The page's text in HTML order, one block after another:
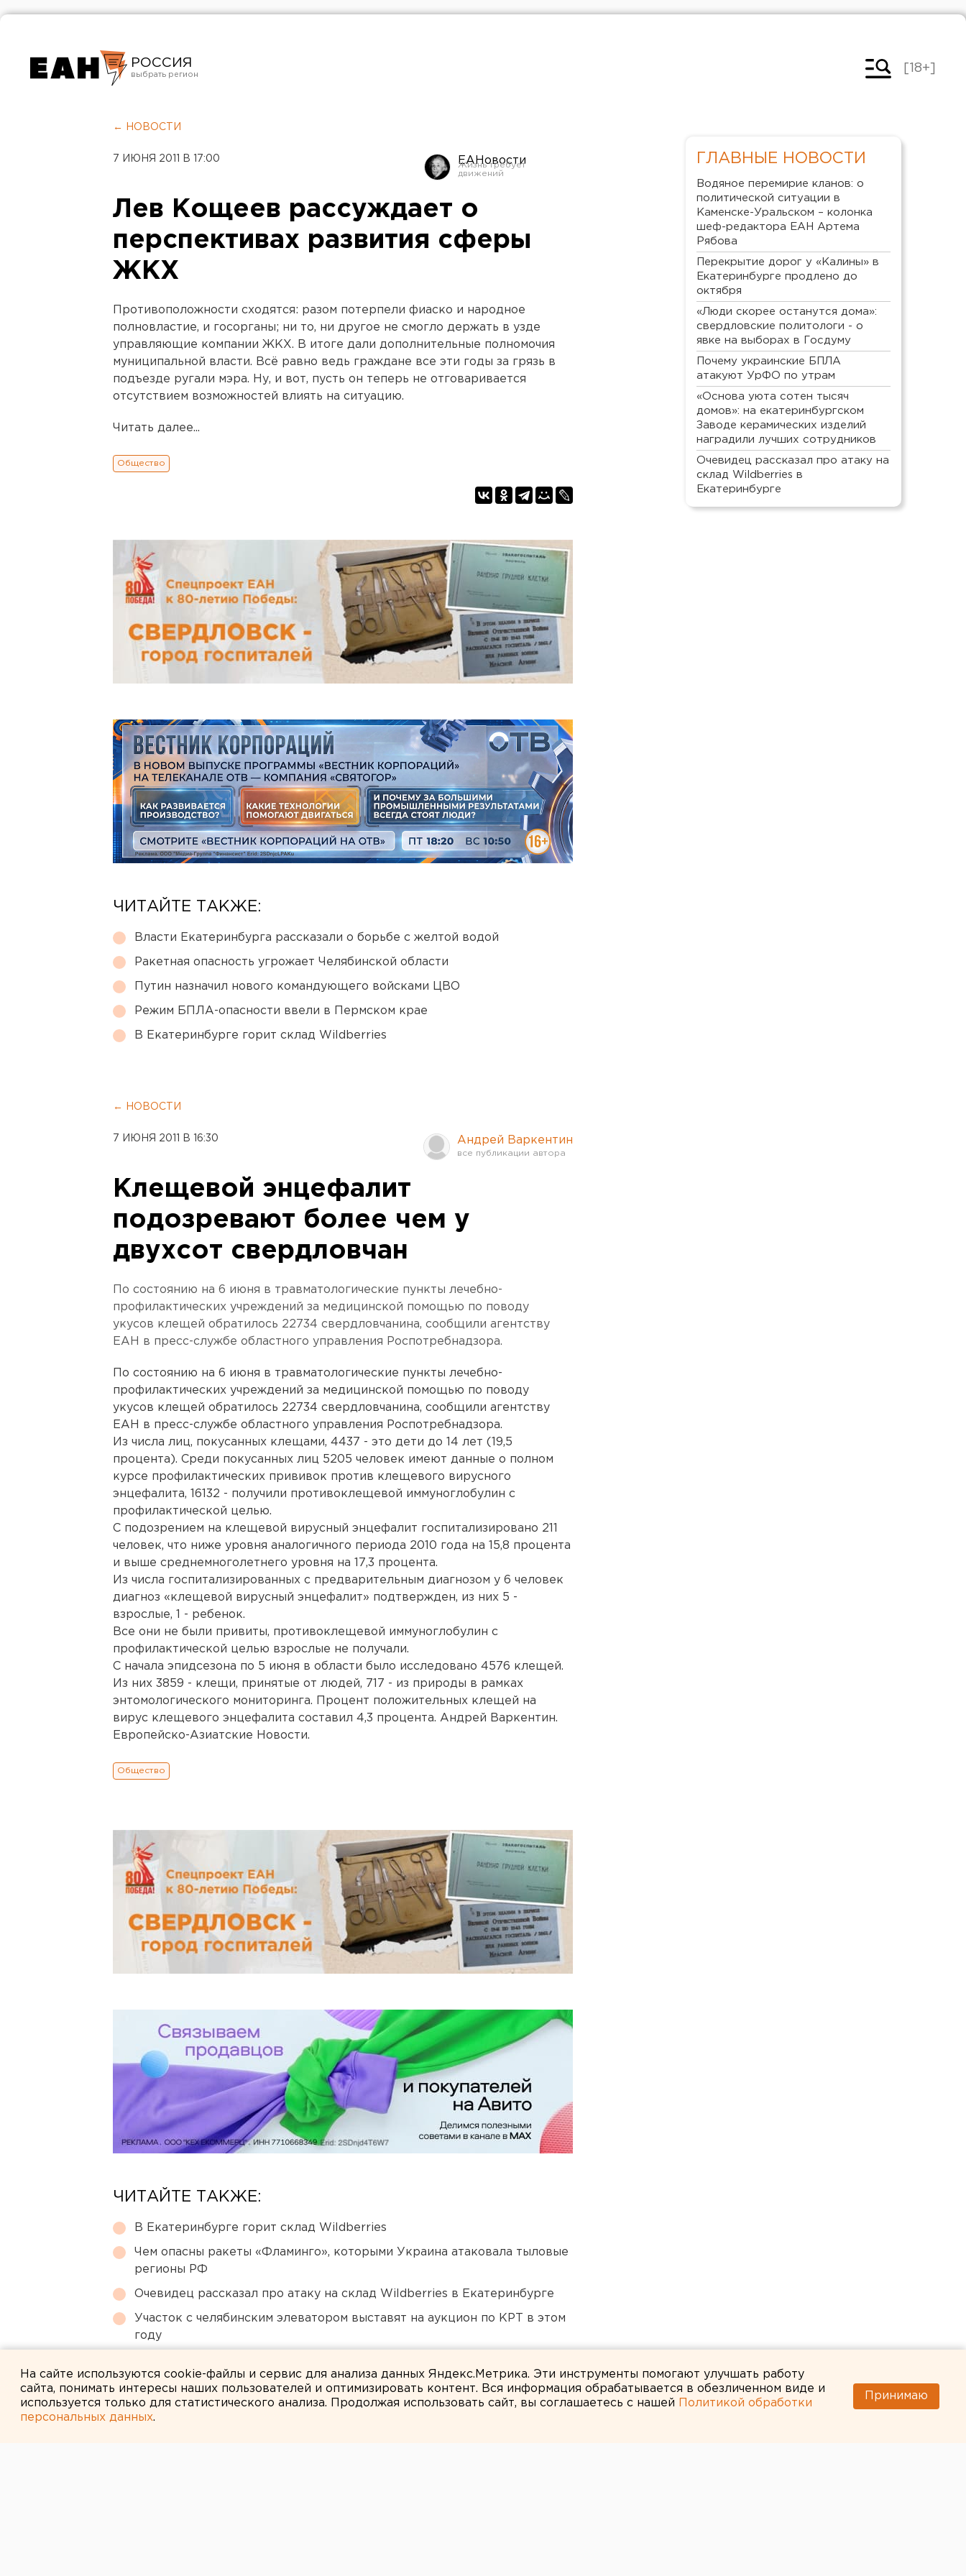
РОССИЯ
Челябинск
[18+]
← НОВОСТИ
7 ИЮНЯ 2011 В 17:00 ЕАНовости
Лев Кощеев рассуждает о
перспективах развития сферы
ЖКХ
Противоположности сходятся: разом потерпели фиаско и народное
полновластие, и госорганы; ни то, ни другое не смогло держать в узде
управляющие компании ЖКХ. В итоге дали дополнительные полномочия
муниципальной власти. Всё равно ведь граждане все эти годы за грязь в
подъезде ругали мэра. Ну, и вот, пусть он теперь не отговаривается
отсутствием возможностей влиять на ситуацию.
Читать далее...
Общество
ЧИТАЙТЕ ТАКЖЕ:
Власти Екатеринбурга рассказали о борьбе с желтой водой
Ракетная опасность угрожает Челябинской области
Путин назначил нового командующего войсками ЦВО
Режим БПЛА-опасности ввели в Пермском крае
В Екатеринбурге горит склад Wildberries
← НОВОСТИ
7 ИЮНЯ 2011 В 16:30 Андрей Варкентин
Клещевой энцефалит
подозревают более чем у
двухсот свердловчан
По состоянию на 6 июня в травматологические пункты лечебно-
профилактических учреждений за медицинской помощью по поводу
укусов клещей обратилось 22734 свердловчанина, сообщили агентству
ЕАН в пресс-службе областного управления Роспотребнадзора.
По состоянию на 6 июня в травматологические пункты лечебно-
профилактических учреждений за медицинской помощью по поводу
укусов клещей обратилось 22734 свердловчанина, сообщили агентству
ЕАН в пресс-службе областного управления Роспотребнадзора.
Из числа лиц, покусанных клещами, 4437 - это дети до 14 лет (19,5
процента). Среди покусанных лиц 5205 человек имеют данные о полном
курсе профилактических прививок против клещевого вирусного
энцефалита, 16132 - получили противоклещевой иммуноглобулин с
профилактической целью.
С подозрением на клещевой вирусный энцефалит госпитализировано 211
человек, что ниже уровня аналогичного периода 2010 года на 15,8 процента
и выше среднемноголетнего уровня на 17,3 процента.
Из числа госпитализированных с предварительным диагнозом у 6 человек
диагноз «клещевой вирусный энцефалит» подтвержден, из них 5 -
взрослые, 1 - ребенок.
Все они не были привиты, противоклещевой иммуноглобулин с
профилактической целью взрослые не получали.
С начала эпидсезона по 5 июня в области было исследовано 4576 клещей.
Из них 3859 - клещи, принятые от людей, 717 - из природы в рамках
энтомологического мониторинга. Процент положительных клещей на
вирус клещевого энцефалита составил 4,3 процента. Андрей Варкентин.
Европейско-Азиатские Новости.
Общество
ЧИТАЙТЕ ТАКЖЕ:
В Екатеринбурге горит склад Wildberries
Чем опасны ракеты «Фламинго», которыми Украина атаковала тыловые
регионы РФ
Очевидец рассказал про атаку на склад Wildberries в Екатеринбурге
Участок с челябинским элеватором выставят на аукцион по КРТ в этом
году
ГЛАВНЫЕ НОВОСТИ
Водяное перемирие кланов: о
политической ситуации в
Каменске-Уральском – колонка
шеф-редактора ЕАН Артема
Рябова
Перекрытие дорог у «Калины» в
Екатеринбурге продлено до
октября
«Люди скорее останутся дома»:
свердловские политологи - о
явке на выборах в Госдуму
Почему украинские БПЛА
атакуют УрФО по утрам
«Основа уюта сотен тысяч
домов»: на екатеринбургском
Заводе керамических изделий
наградили лучших сотрудников
Очевидец рассказал про атаку на
склад Wildberries в
Екатеринбурге
На сайте используются cookie-файлы и сервис для анализа данных Яндекс.Метрика. Эти инструменты помогают улучшать работу
сайта, понимать интересы наших пользователей и оптимизировать контент. Вся информация обрабатывается в обезличенном виде и
используется только для статистического анализа. Продолжая использовать сайт, вы соглашаетесь с нашей
Политикой обработки
персональных данных.
Принимаю